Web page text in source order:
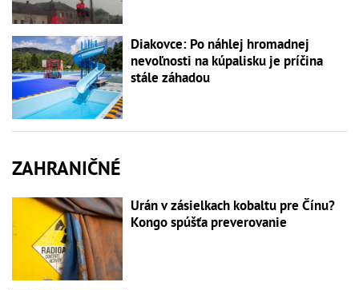
Diakovce: Po náhlej hromadnej
nevoľnosti na kúpalisku je príčina
stále záhadou
ZAHRANIČNÉ
Urán v zásielkach kobaltu pre Čínu?
Kongo spúšťa preverovanie